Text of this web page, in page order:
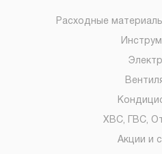
Расходные
ХВС, ГВС,
Акции и